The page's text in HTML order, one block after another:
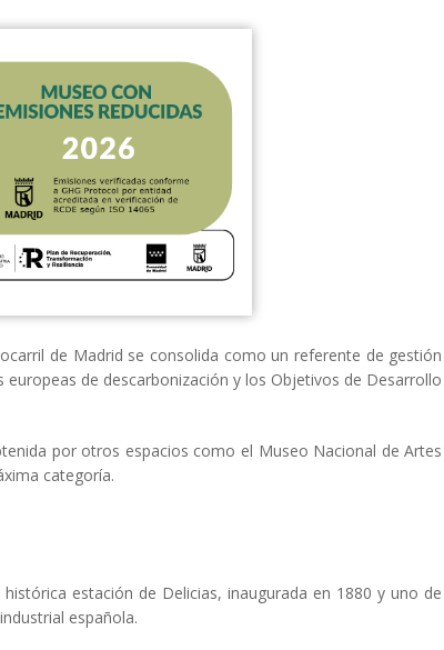
de Madrid se consolida como un referente de gestión
de descarbonización y los Objetivos de Desarrollo
por otros espacios como el Museo Nacional de Artes
categoría.
estación de Delicias, inaugurada en 1880 y uno de
española.